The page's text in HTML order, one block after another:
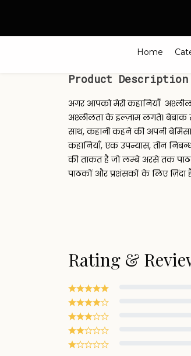
Home
Product Description
अगर आपको मेरी कहानियाँ अश्लील
अश्लीलता के इल्ज़ाम लगते। बेबाक
साथ, कहानी कहने की अपनी
कहानियाँ, एक उपन्यास, तीन
की ताकत है जो लम्बे अरसे तक
पाठकों और प्रशंसकों के लिए ज़िंदा
Rating &